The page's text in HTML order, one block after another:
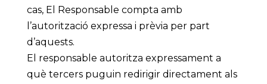
cas, El Responsable compta amb
l’autorització expressa i prèvia per part
d’aquests.
El responsable autoritza expressament a
què tercers puguin redirigir directament als